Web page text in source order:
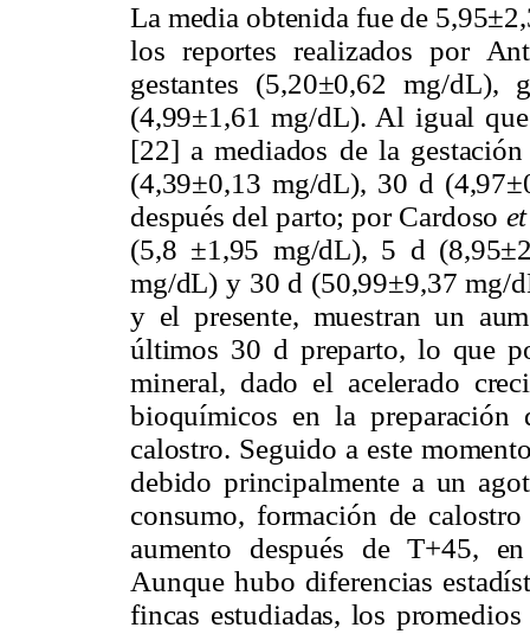
La media obtenida fue de
los reportes realizados por
gestantes (5,20±0,62 mg/dL),
(4,99±1,61 mg/dL). Al igual
[22] a mediados de la
(4,39±0,13 mg/dL), 30 d
después del parto; por Cardoso
(5,8 ±1,95 mg/dL), 5 d
mg/dL) y 30 d (50,99±9,37 mg/
y el presente, muestran un
últimos 30 d preparto, lo que
mineral, dado el acelerado
bioquímicos en la
calostro. Seguido a este
debido principalmente a un
consumo, formación de
aumento después de T+45,
Aunque hubo diferencias
fincas estudiadas, los